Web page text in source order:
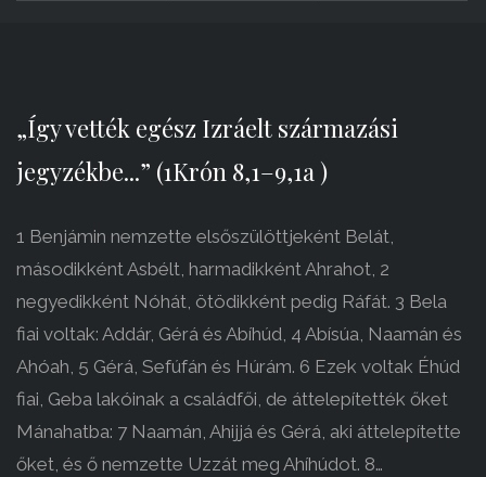
„Így vették egész Izráelt származási
jegyzékbe...” (1Krón 8,1–9,1a )
1 Benjámin nemzette elsőszülöttjeként Belát,
másodikként Asbélt, harmadikként Ahrahot, 2
negyedikként Nóhát, ötödikként pedig Ráfát. 3 Bela
fiai voltak: Addár, Gérá és Abíhúd, 4 Abísúa, Naamán és
Ahóah, 5 Gérá, Sefúfán és Húrám. 6 Ezek voltak Éhúd
fiai, Geba lakóinak a családfői, de áttelepítették őket
Mánahatba: 7 Naamán, Ahijjá és Gérá, aki áttelepítette
őket, és ő nemzette Uzzát meg Ahíhúdot. 8…